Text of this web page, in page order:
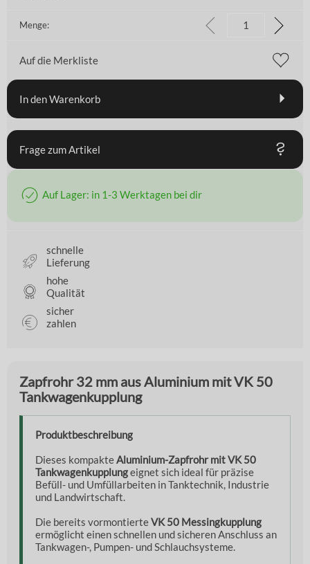
Menge:
Auf die Merkliste
In den Warenkorb
Frage zum Artikel
Auf Lager: in 1-3 Werktagen bei dir
schnelle
Lieferung
hohe
Qualität
sicher
zahlen
Zapfrohr 32 mm aus Aluminium mit VK 50
Tankwagenkupplung
Produktbeschreibung
Dieses kompakte Aluminium-Zapfrohr mit VK 50
Tankwagenkupplungeignet sich ideal für präzise
Befüll- und Umfüllarbeiten in Tanktechnik, Industrie
und Landwirtschaft.
Die bereits vormontierteVK 50 Messingkupplung
ermöglicht einen schnellen und sicheren Anschluss an
Tankwagen-, Pumpen- und Schlauchsysteme.